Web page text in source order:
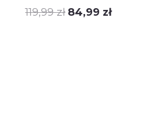
119,99zł 84,99 zł